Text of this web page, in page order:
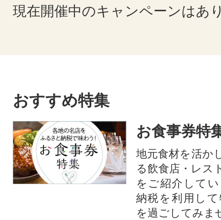
現在開催中のキャンペーンはあ
おすすめ特集
お食事券特
地元食材を活か
る飲食店・レス
をご紹介して
納税を利用し
を過ごしてみま